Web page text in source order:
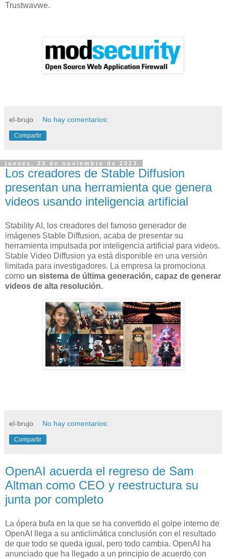
Trustwavwe.
el-brujo No hay comentarios:
Compartir
jueves, 23 de noviembre de 2023
Los creadores de Stable Diffusion
presentan una herramienta que genera
videos usando inteligencia artificial
Stability AI, los creadores del famoso generador de
imágenes Stable Diffusion, acaba de presentar su
herramienta impulsada por inteligencia artificial para videos.
Stable Video Diffusion ya está disponible en una versión
limitada para investigadores. La empresa la promociona
como un sistema de última generación, capaz de generar
videos de alta resolución.
el-brujo No hay comentarios:
Compartir
OpenAI acuerda el regreso de Sam
Altman como CEO y reestructura su
junta por completo
La ópera bufa en la que se ha convertido el golpe interno de
OpenAI llega a su anticlimática conclusión con el resultado
de que todo se queda igual, pero todo cambia. OpenAI ha
anunciado que ha llegado a un principio de acuerdo con